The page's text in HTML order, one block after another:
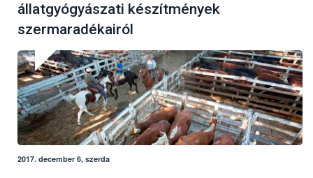
állatgyógyászati készítmények
szermaradékairól
2017. december 6, szerda